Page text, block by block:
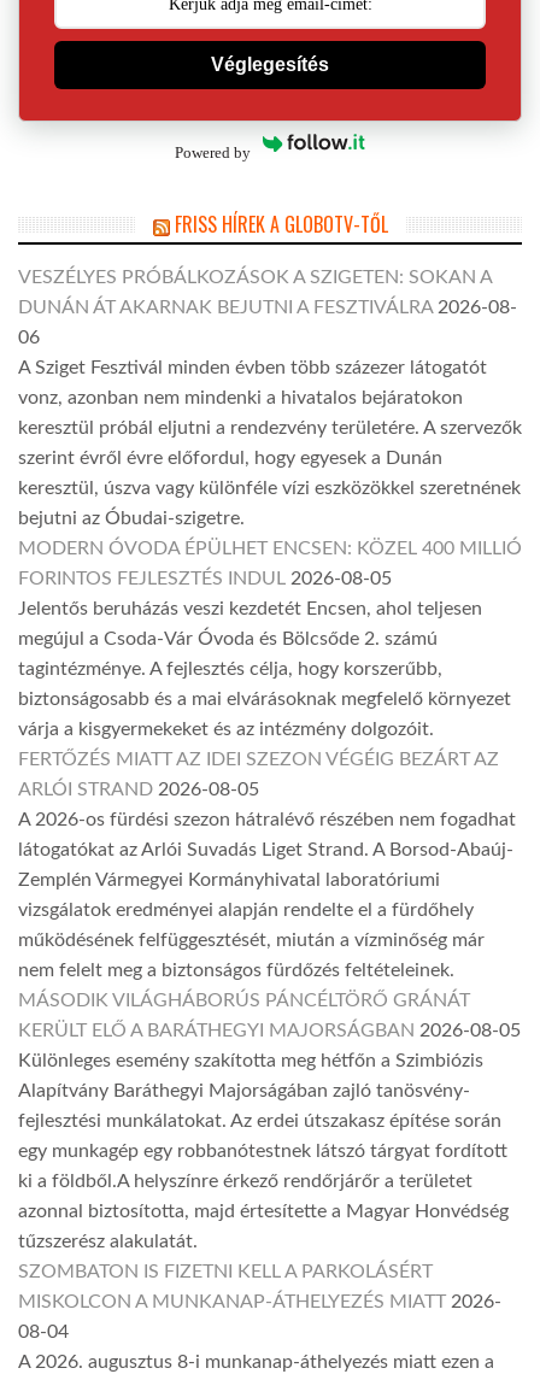
Véglegesítés
Powered by
FRISS HÍREK A GLOBOTV-TŐL
VESZÉLYES PRÓBÁLKOZÁSOK A SZIGETEN: SOKAN A
DUNÁN ÁT AKARNAK BEJUTNI A FESZTIVÁLRA 2026-08-
06
A Sziget Fesztivál minden évben több százezer látogatót
vonz, azonban nem mindenki a hivatalos bejáratokon
keresztül próbál eljutni a rendezvény területére. A szervezők
szerint évről évre előfordul, hogy egyesek a Dunán
keresztül, úszva vagy különféle vízi eszközökkel szeretnének
bejutni az Óbudai-szigetre.
MODERN ÓVODA ÉPÜLHET ENCSEN: KÖZEL 400 MILLIÓ
FORINTOS FEJLESZTÉS INDUL 2026-08-05
Jelentős beruházás veszi kezdetét Encsen, ahol teljesen
megújul a Csoda-Vár Óvoda és Bölcsőde 2. számú
tagintézménye. A fejlesztés célja, hogy korszerűbb,
biztonságosabb és a mai elvárásoknak megfelelő környezet
várja a kisgyermekeket és az intézmény dolgozóit.
FERTŐZÉS MIATT AZ IDEI SZEZON VÉGÉIG BEZÁRT AZ
ARLÓI STRAND 2026-08-05
A 2026-os fürdési szezon hátralévő részében nem fogadhat
látogatókat az Arlói Suvadás Liget Strand. A Borsod-Abaúj-
Zemplén Vármegyei Kormányhivatal laboratóriumi
vizsgálatok eredményei alapján rendelte el a fürdőhely
működésének felfüggesztését, miután a vízminőség már
nem felelt meg a biztonságos fürdőzés feltételeinek.
MÁSODIK VILÁGHÁBORÚS PÁNCÉLTÖRŐ GRÁNÁT
KERÜLT ELŐ A BARÁTHEGYI MAJORSÁGBAN 2026-08-05
Különleges esemény szakította meg hétfőn a Szimbiózis
Alapítvány Baráthegyi Majorságában zajló tanösvény-
fejlesztési munkálatokat. Az erdei útszakasz építése során
egy munkagép egy robbanótestnek látszó tárgyat fordított
ki a földből.A helyszínre érkező rendőrjárőr a területet
azonnal biztosította, majd értesítette a Magyar Honvédség
tűzszerész alakulatát.
SZOMBATON IS FIZETNI KELL A PARKOLÁSÉRT
MISKOLCON A MUNKANAP-ÁTHELYEZÉS MIATT 2026-
08-04
A 2026. augusztus 8-i munkanap-áthelyezés miatt ezen a